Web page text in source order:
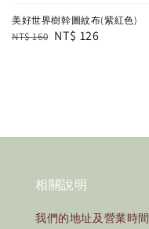
美好世界樹幹圖紋布(紫紅色)
Regular
NT$ 160 Sale
NT$ 126
相關說明
我們的地址及營業時間